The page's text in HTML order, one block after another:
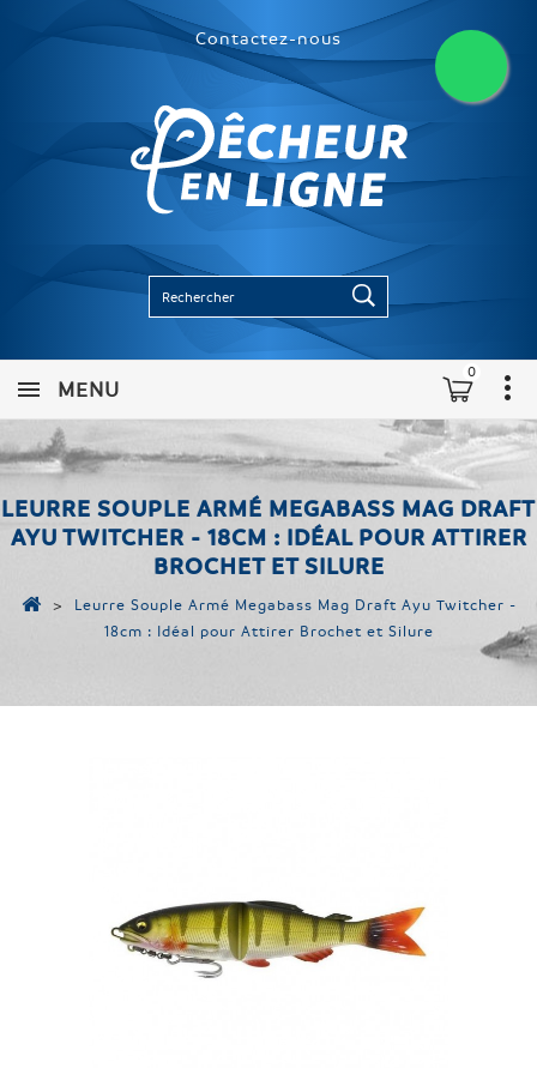
Contactez-nous
0
MENU
LEURRE SOUPLE ARMÉ MEGABASS MAG DRAFT
AYU TWITCHER - 18CM : IDÉAL POUR ATTIRER
BROCHET ET SILURE
>
Leurre Souple Armé Megabass Mag Draft Ayu Twitcher -
18cm : Idéal pour Attirer Brochet et Silure